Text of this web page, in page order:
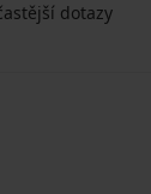
dotazy